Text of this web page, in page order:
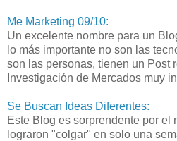
Me Marketing 09/10:
Un excelente nombre para un
lo más importante no son las
son las personas, tienen un Post
Investigación de Mercados muy
Se Buscan Ideas Diferentes:
Este Blog es sorprendente por el
lograron "colgar" en solo una